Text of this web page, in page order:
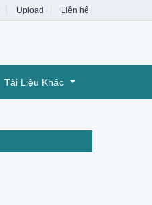
Upload Liên hệ
Tài Liệu Khác